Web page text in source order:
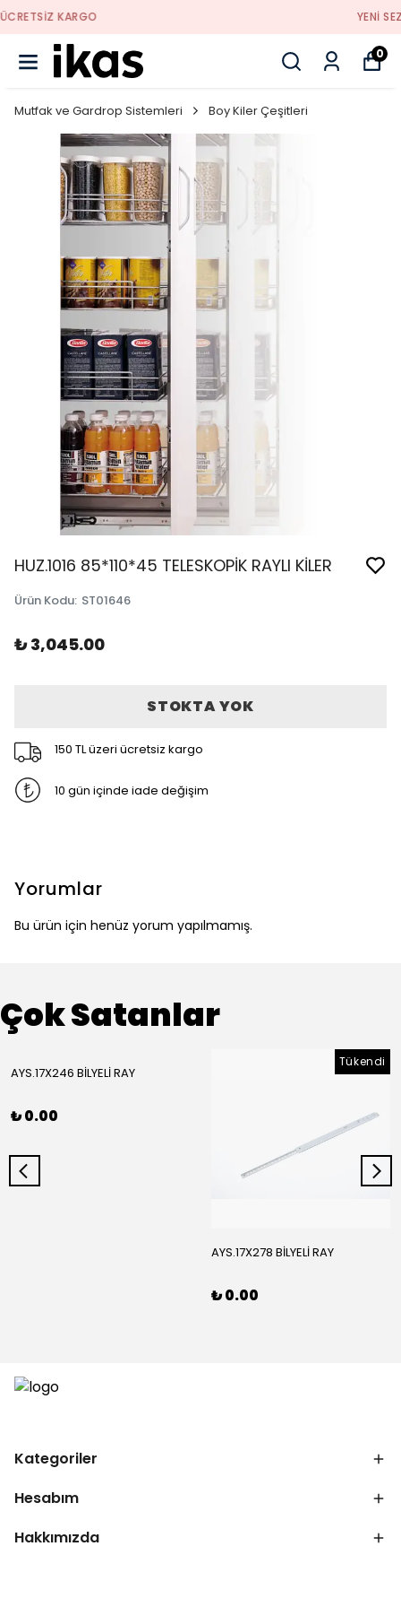
0
Mutfak ve Gardrop Sistemleri Boy Kiler Çeşitleri
HUZ.1016 85*110*45 TELESKOPİK RAYLI KİLER
Ürün Kodu: ST01646
₺ 3,045.00
STOKTA YOK
150 TL üzeri ücretsiz kargo
10 gün içinde iade değişim
Yorumlar
Bu ürün için henüz yorum yapılmamış.
Çok Satanlar
AYS.17X246 BİLYELİ RAY
₺ 0.00
Tükendi
AYS.17X278 BİLYELİ RAY
₺ 0.00
Kategoriler
Hesabım
Hakkımızda